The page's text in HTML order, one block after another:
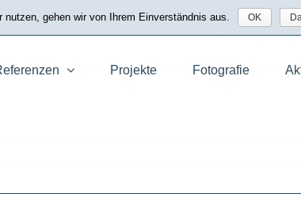
Projekte Fotografie
Startseite / Flyer Yoga
gehen wir von Ihrem Einverständnis aus. OK